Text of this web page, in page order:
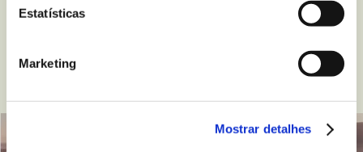
Estatísticas
Marketing
Mostrar detalhes